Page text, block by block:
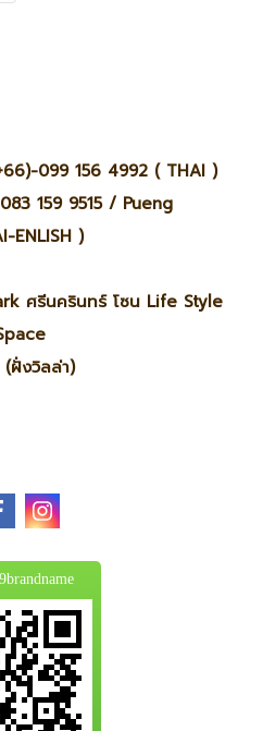
099 156 4992 ( THAI )
159 9515 / Pueng
ENLISH )
ศรีนครินทร์ โซน Life Style
(ฝั่งวิลล่า)